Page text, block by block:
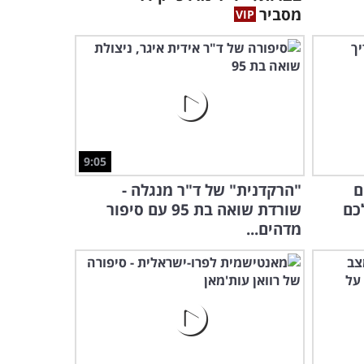
4:22
צוק איתן!
סוף מלחמה שמח: שחר חסון
בסטנדאפ אקטואלי שצוחק על
מסביר
9:05
"הרקדנית" של ד"ר מנגלה -
שורדת שואה בת 95 עם סיפור
מדהים...